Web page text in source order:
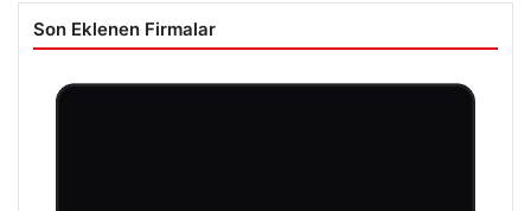
Son Eklenen Firmalar